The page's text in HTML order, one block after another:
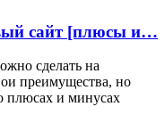
сайт [плюсы и…
сделать на
преимущества, но
плюсах и минусах